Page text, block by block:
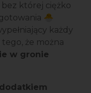
bez której ciężko
🐣
każdy
że można
w gronie